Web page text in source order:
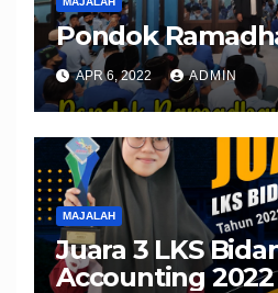
Pondok
APR 6, 2022 ADMIN
MAJALAH
Juara 3 LKS
Accounting 2022